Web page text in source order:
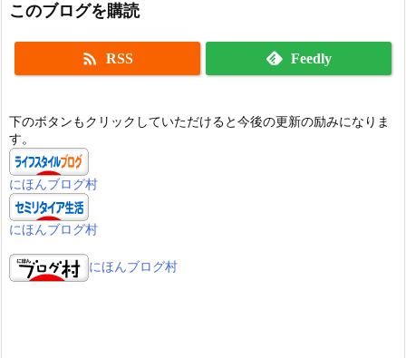
このブログを購読
 RSS Feedly
下のボタンもクリックしていただけると今後の更新の励みになりま
す。
にほんブログ村
にほんブログ村
にほんブログ村